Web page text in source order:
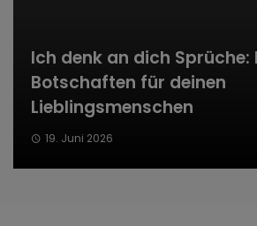
Ich denk an dich Sprüche:
Botschaften für deinen
Lieblingsmenschen
19. Juni 2026